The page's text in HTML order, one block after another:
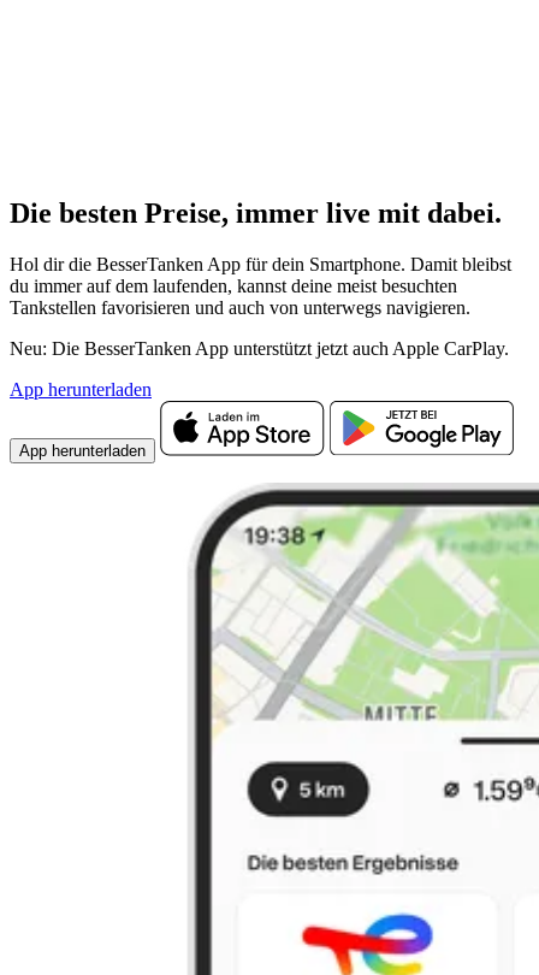
Die besten Preise, immer live mit dabei.
Hol dir die BesserTanken App für dein Smartphone. Damit bleibst
du immer auf dem laufenden, kannst deine meist besuchten
Tankstellen favorisieren und auch von unterwegs navigieren.
Neu: Die BesserTanken App unterstützt jetzt auch Apple CarPlay.
App herunterladen
App herunterladen